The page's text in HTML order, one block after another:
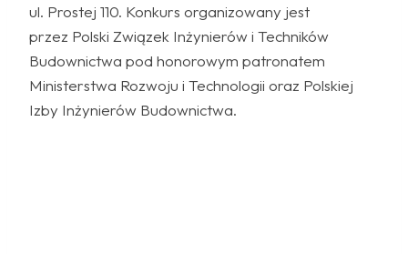
ul. Prostej 110. Konkurs organizowany jest
przez Polski Związek Inżynierów i Techników
Budownictwa pod honorowym patronatem
Ministerstwa Rozwoju i Technologii oraz Polskiej
Izby Inżynierów Budownictwa.